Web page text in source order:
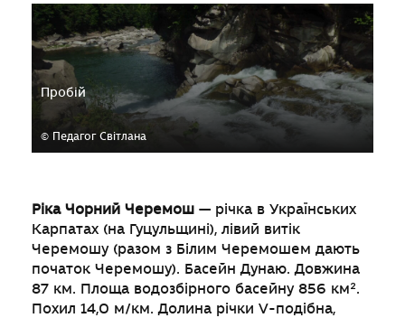
Пробій
© Педагог Світлана
Ріка Чорний Черемош — річка в Українських
Карпатах (на Гуцульщині), лівий витік
Черемошу (разом з Білим Черемошем дають
початок Черемошу). Басейн Дунаю. Довжина
87 км. Площа водозбірного басейну 856 км².
Похил 14,0 м/км. Долина річки V-подібна,